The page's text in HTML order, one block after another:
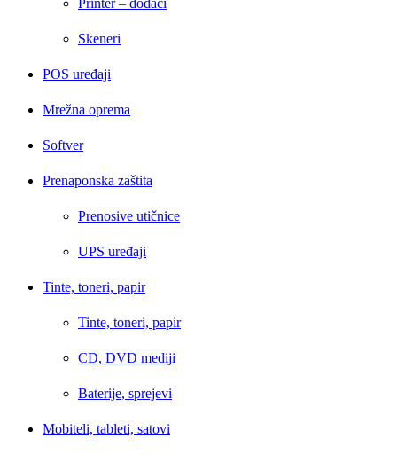
Printer – dodaci
Skeneri
POS uređaji
Mrežna oprema
Softver
Prenaponska zaštita
Prenosive utičnice
UPS uređaji
Tinte, toneri, papir
Tinte, toneri, papir
CD, DVD mediji
Baterije, sprejevi
Mobiteli, tableti, satovi